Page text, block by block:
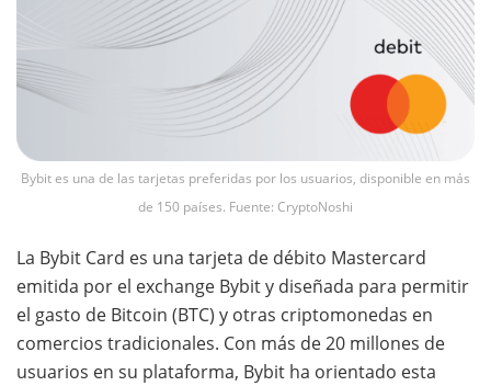
Bybit es una de las tarjetas preferidas por los usuarios, disponible en más
de 150 países. Fuente: CryptoNoshi
La Bybit Card es una tarjeta de débito Mastercard
emitida por el exchange Bybit y diseñada para permitir
el gasto de Bitcoin (BTC) y otras criptomonedas en
comercios tradicionales. Con más de 20 millones de
usuarios en su plataforma, Bybit ha orientado esta